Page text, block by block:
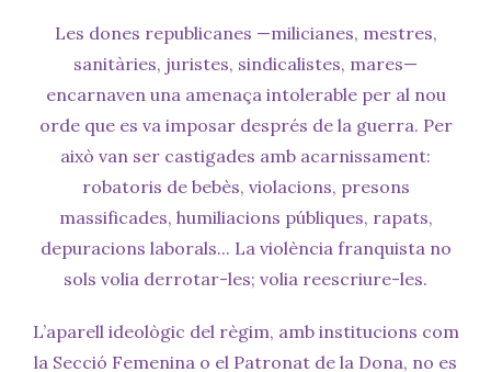
Les dones republicanes —milicianes, mestres,
sanitàries, juristes, sindicalistes, mares—
encarnaven una amenaça intolerable per al nou
orde que es va imposar després de la guerra. Per
això van ser castigades amb acarnissament:
robatoris de bebès, violacions, presons
massificades, humiliacions públiques, rapats,
depuracions laborals... La violència franquista no
sols volia derrotar-les; volia reescriure-les.
L’aparell ideològic del règim, amb institucions com
la Secció Femenina o el Patronat de la Dona, no es